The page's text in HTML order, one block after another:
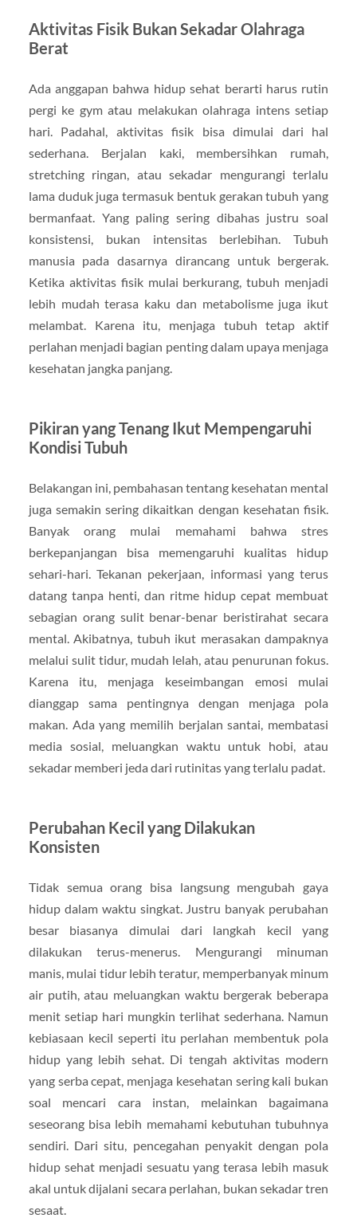
Aktivitas Fisik Bukan Sekadar Olahraga
Berat
Ada anggapan bahwa hidup sehat berarti harus rutin
pergi ke gym atau melakukan olahraga intens setiap
hari. Padahal, aktivitas fisik bisa dimulai dari hal
sederhana. Berjalan kaki, membersihkan rumah,
stretching ringan, atau sekadar mengurangi terlalu
lama duduk juga termasuk bentuk gerakan tubuh yang
bermanfaat. Yang paling sering dibahas justru soal
konsistensi, bukan intensitas berlebihan. Tubuh
manusia pada dasarnya dirancang untuk bergerak.
Ketika aktivitas fisik mulai berkurang, tubuh menjadi
lebih mudah terasa kaku dan metabolisme juga ikut
melambat. Karena itu, menjaga tubuh tetap aktif
perlahan menjadi bagian penting dalam upaya menjaga
kesehatan jangka panjang.
Pikiran yang Tenang Ikut Mempengaruhi
Kondisi Tubuh
Belakangan ini, pembahasan tentang kesehatan mental
juga semakin sering dikaitkan dengan kesehatan fisik.
Banyak orang mulai memahami bahwa stres
berkepanjangan bisa memengaruhi kualitas hidup
sehari-hari. Tekanan pekerjaan, informasi yang terus
datang tanpa henti, dan ritme hidup cepat membuat
sebagian orang sulit benar-benar beristirahat secara
mental. Akibatnya, tubuh ikut merasakan dampaknya
melalui sulit tidur, mudah lelah, atau penurunan fokus.
Karena itu, menjaga keseimbangan emosi mulai
dianggap sama pentingnya dengan menjaga pola
makan. Ada yang memilih berjalan santai, membatasi
media sosial, meluangkan waktu untuk hobi, atau
sekadar memberi jeda dari rutinitas yang terlalu padat.
Perubahan Kecil yang Dilakukan
Konsisten
Tidak semua orang bisa langsung mengubah gaya
hidup dalam waktu singkat. Justru banyak perubahan
besar biasanya dimulai dari langkah kecil yang
dilakukan terus-menerus. Mengurangi minuman
manis, mulai tidur lebih teratur, memperbanyak minum
air putih, atau meluangkan waktu bergerak beberapa
menit setiap hari mungkin terlihat sederhana. Namun
kebiasaan kecil seperti itu perlahan membentuk pola
hidup yang lebih sehat. Di tengah aktivitas modern
yang serba cepat, menjaga kesehatan sering kali bukan
soal mencari cara instan, melainkan bagaimana
seseorang bisa lebih memahami kebutuhan tubuhnya
sendiri. Dari situ, pencegahan penyakit dengan pola
hidup sehat menjadi sesuatu yang terasa lebih masuk
akal untuk dijalani secara perlahan, bukan sekadar tren
sesaat.